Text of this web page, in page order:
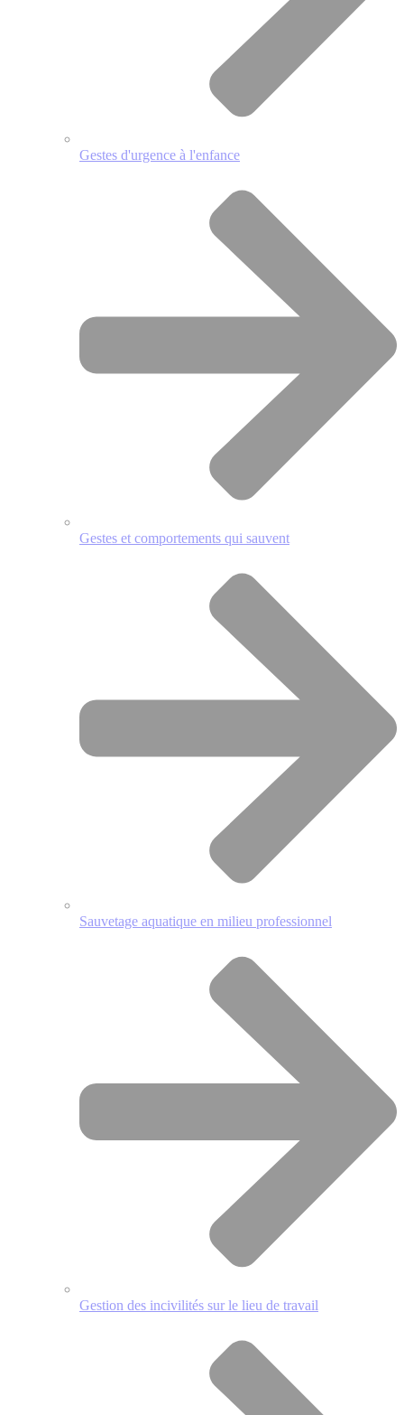
Gestes d'urgence à l'enfance
Gestes et comportements qui sauvent
Sauvetage aquatique en milieu professionnel
Gestion des incivilités sur le lieu de travail